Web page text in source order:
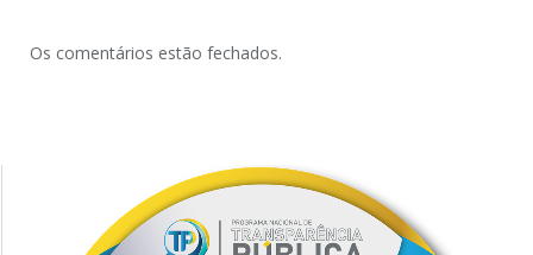
Os comentários estão fechados.